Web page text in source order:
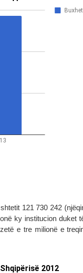
121 730 242
ky institucion duket
e tre milionë e